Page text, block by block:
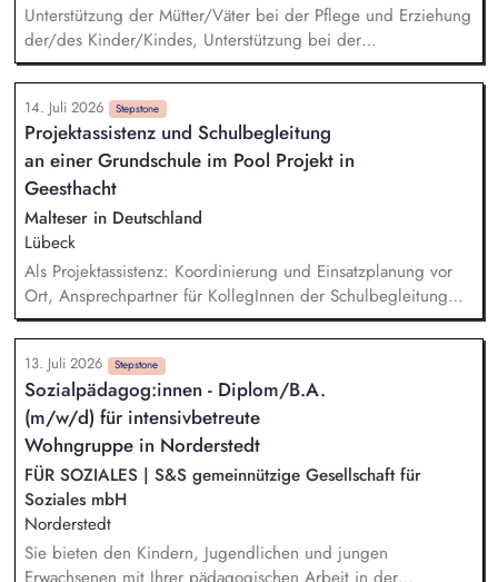
Unterstützung der Mütter/Väter bei der Pflege und Erziehung
der/des Kinder/Kindes, Unterstützung bei der
Beziehungsentwicklung und der persönlichen Rollenfindung
der Eltern, Zusammenarbeit mit und Begleitung zu Ärzten
und Behörden, Die Mütter und Väter lebensnah und
alltagsorientiert auf ein selbstständiges Leben vorzubereiten,
Beratung in Einzelgesprächen und Hilfeplanung in Fragen
der beruflichen, schulischen sowie allgemeinen
Lebensplanung, Planung und Umsetzung
tagesstrukturierender Angebote
14. Juli 2026 Stepstone
Projektassistenz und Schulbegleitung
an einer Grundschule im Pool Projekt in
Geesthacht
Malteser in Deutschland
Lübeck
Als Projektassistenz: Koordinierung und Einsatzplanung vor
Ort, Ansprechpartner für KollegInnen der Schulbegleitung
und den PädagogInnen, Schnittstelle zwischen Schule und
Dienststelle. Als Schulbegleitung: Persönliche und
individuelle, bedarfsgerechte Begleitung der Kinder während
der Teilnahme am Unterricht und während der Pausenzeiten,
enge Zusammenarbeit mit dem PädagogInnen-Team der
Schule und dem Team der Schulbegleitung.
13. Juli 2026 Stepstone
Sozialpädagog:innen - Diplom/B.A.
(m/w/d) für intensivbetreute
Wohngruppe in Norderstedt
FÜR SOZIALES | S&S gemeinnützige Gesellschaft für
Soziales mbH
Norderstedt
Sie bieten den Kindern, Jugendlichen und jungen